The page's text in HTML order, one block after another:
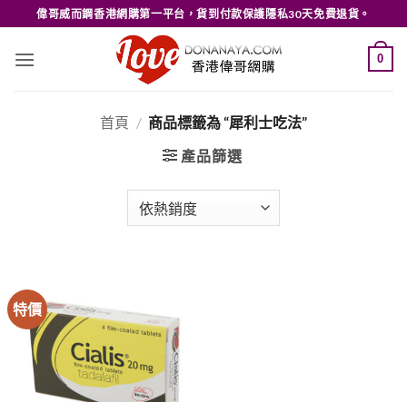
to
content
偉哥威而鋼香港網購第一平台，貨到付款保護隱私30天免費退貨。
0
首頁 / 商品標籤為 “犀利士吃法”
產品篩選
特價